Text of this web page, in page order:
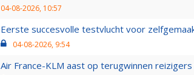
04-08-2026, 10:57
Eerste succesvolle testvlucht voor
04-08-2026, 9:54
Air France-KLM aast op terugwinnen reizigers